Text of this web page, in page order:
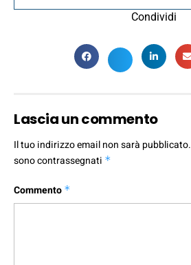
Condividi
Lascia un commento
Il tuo indirizzo email non sarà pubblicato.
sono contrassegnati *
Commento *